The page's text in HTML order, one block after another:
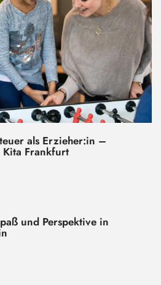
als Erzieher:in –
Kita Frankfurt
und Perspektive in